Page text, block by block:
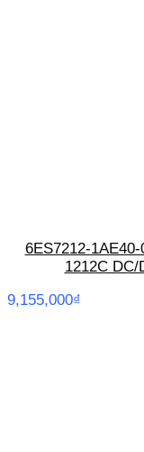
6ES7212-
1212C
9,155,000₫